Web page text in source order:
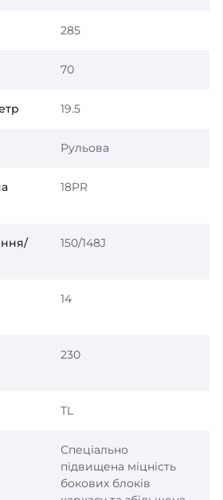
285
70
19.5
Рульова
18PR
150/148J
14
230
TL
Спеціально
підвищена міцність
бокових блоків